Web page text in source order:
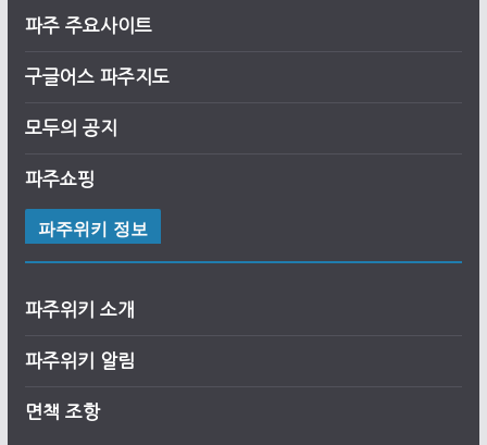
파주 주요사이트
구글어스 파주지도
모두의 공지
파주쇼핑
파주위키 정보
파주위키 소개
파주위키 알림
면책 조항